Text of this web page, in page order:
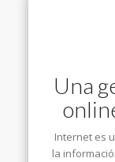
Una
Internet es
la